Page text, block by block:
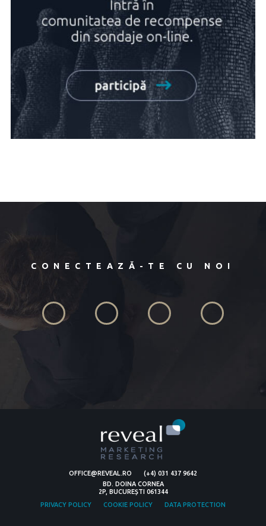
CONECTEAZĂ-TE CU NOI
OFFICE@REVEAL.RO
(+4) 031 437 9642
BD. DOINA CORNEA
2P, BUCUREȘTI 061344
PRIVACY POLICY
COOKIE POLICY DATA PROTECTION